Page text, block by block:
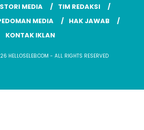
MEDIA
TIM REDAKSI
MEDIA
HAK JAWAB
KONTAK IKLAN
HELLOSELEB.COM - ALL RIGHTS RESERVED